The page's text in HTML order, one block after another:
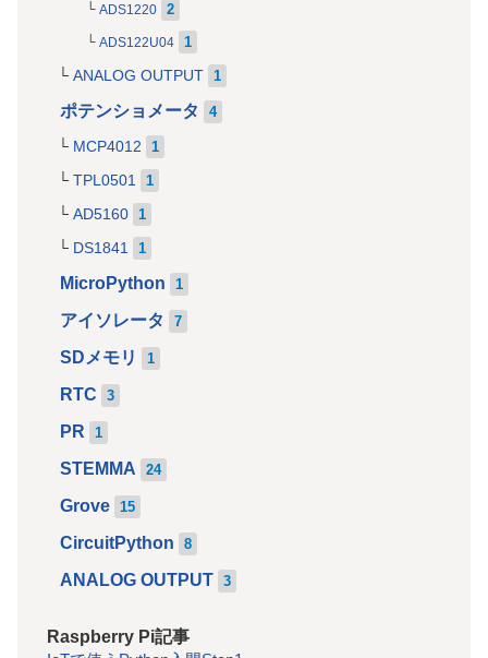
ADS1220 2
ADS122U04 1
ANALOG OUTPUT 1
ポテンショメータ 4
MCP4012 1
TPL0501 1
AD5160 1
DS1841 1
MicroPython 1
アイソレータ 7
SDメモリ 1
RTC 3
PR 1
STEMMA 24
Grove 15
CircuitPython 8
ANALOG OUTPUT 3
Raspberry Pi記事